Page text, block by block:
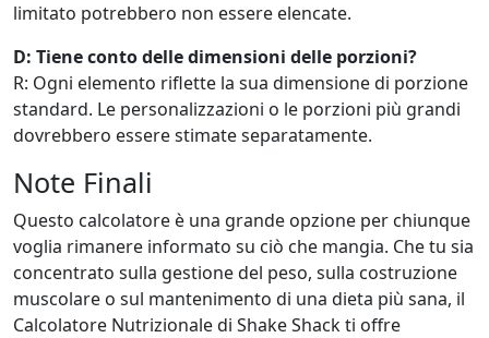
limitato potrebbero non essere elencate.
D: Tiene conto delle dimensioni delle porzioni?
R: Ogni elemento riflette la sua dimensione di porzione
standard. Le personalizzazioni o le porzioni più grandi
dovrebbero essere stimate separatamente.
Note Finali
Questo calcolatore è una grande opzione per chiunque
voglia rimanere informato su ciò che mangia. Che tu sia
concentrato sulla gestione del peso, sulla costruzione
muscolare o sul mantenimento di una dieta più sana, il
Calcolatore Nutrizionale di Shake Shack ti offre